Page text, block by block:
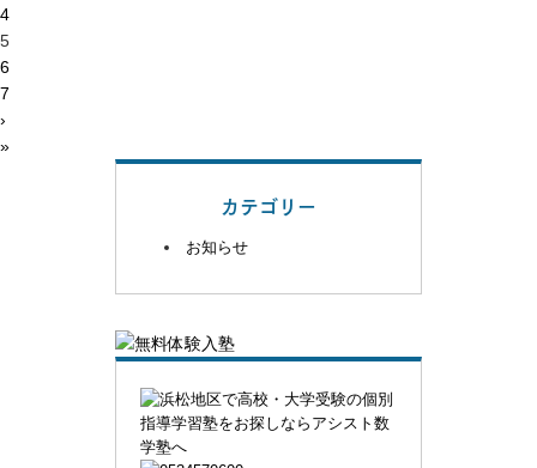
4
5
6
7
›
»
カテゴリー
お知らせ